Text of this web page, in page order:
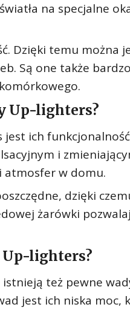
na specjalne
Dzięki temu można
Są one także
Up-lighters?
ich
i
atmosfer w domu.
dzięki
żarówki
Up-lighters?
też pewne
jest ich niska moc,